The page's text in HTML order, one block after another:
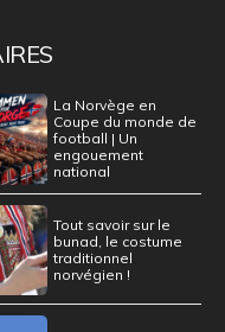
La Norvège en
Coupe du monde de
football | Un
engouement
national
Tout savoir sur le
bunad, le costume
traditionnel
norvégien !